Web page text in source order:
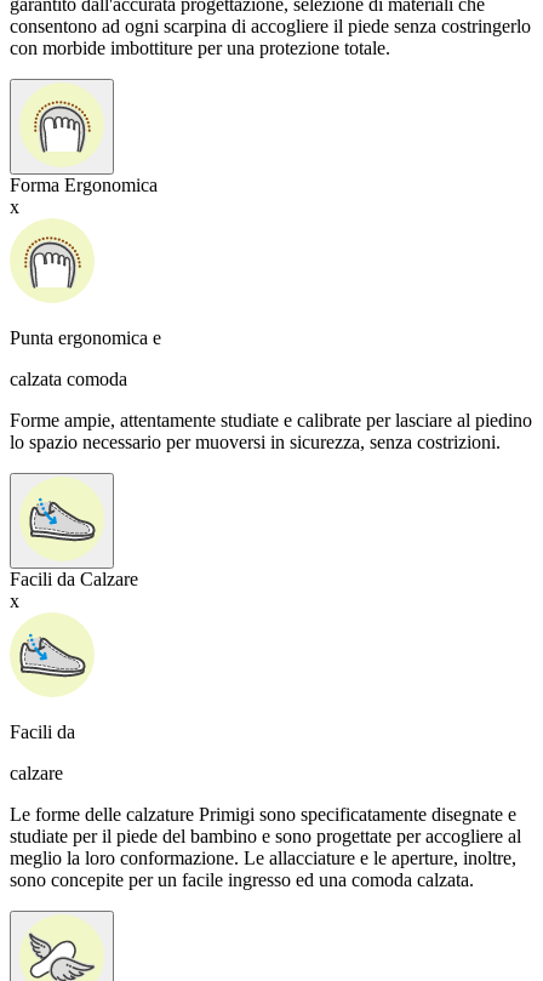
garantito dall'accurata progettazione, selezione di materiali che
consentono ad ogni scarpina di accogliere il piede senza costringerlo
con morbide imbottiture per una protezione totale.
Forma Ergonomica
x
Punta ergonomica e
calzata comoda
Forme ampie, attentamente studiate e calibrate per lasciare al piedino
lo spazio necessario per muoversi in sicurezza, senza costrizioni.
Facili da Calzare
x
Facili da
calzare
Le forme delle calzature Primigi sono specificatamente disegnate e
studiate per il piede del bambino e sono progettate per accogliere al
meglio la loro conformazione. Le allacciature e le aperture, inoltre,
sono concepite per un facile ingresso ed una comoda calzata.